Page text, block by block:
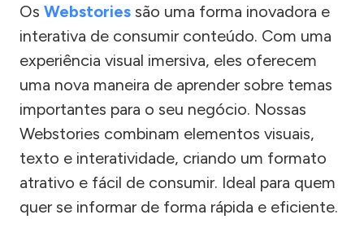
Os Webstories são uma forma inovadora e
interativa de consumir conteúdo. Com uma
experiência visual imersiva, eles oferecem
uma nova maneira de aprender sobre temas
importantes para o seu negócio. Nossas
Webstories combinam elementos visuais,
texto e interatividade, criando um formato
atrativo e fácil de consumir. Ideal para quem
quer se informar de forma rápida e eficiente.